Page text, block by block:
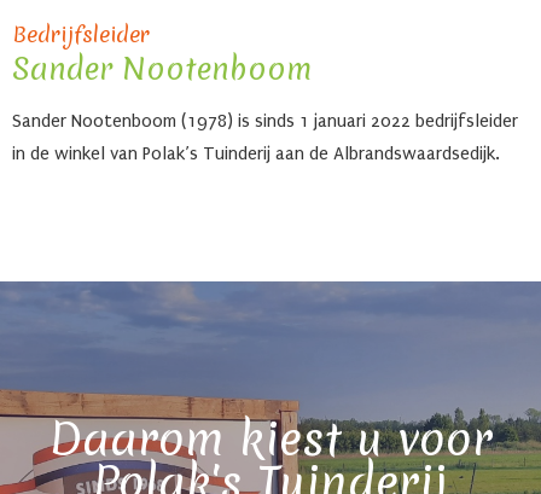
Bedrijfsleider
Sander Nootenboom
Sander Nootenboom (1978) is sinds 1 januari 2022 bedrijfsleider
in de winkel van Polak’s Tuinderij aan de Albrandswaardsedijk.
Daarom kiest u voor